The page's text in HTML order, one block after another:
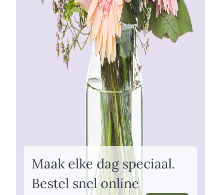
Maak elke dag speciaal.
Bestel snel online